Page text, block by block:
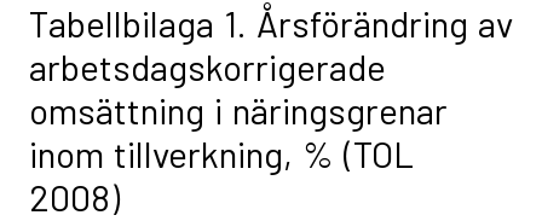
Tabellbilaga 1. Årsförändring av
arbetsdagskorrigerade
omsättning i näringsgrenar
inom tillverkning, % (TOL
2008)